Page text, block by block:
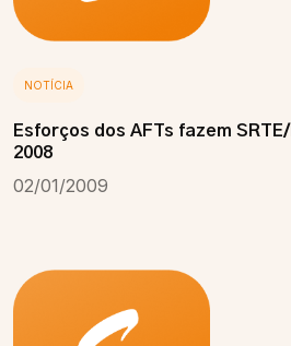
NOTÍCIA
Esforços dos AFTs fazem
2008
02/01/2009